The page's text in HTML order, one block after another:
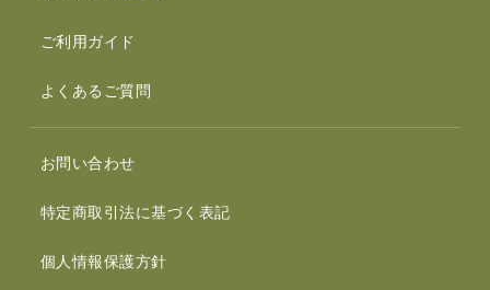
ご利用ガイド
よくあるご質問
お問い合わせ
特定商取引法に基づく表記
個人情報保護方針